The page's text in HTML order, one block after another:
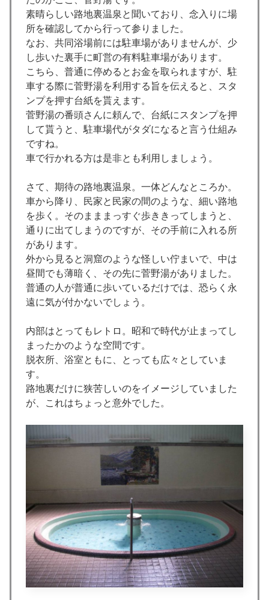
素晴らしい路地裏温泉と聞いており、念入りに場
所を確認してから行って参りました。
なお、共同浴場前には駐車場がありませんが、少
し歩いた裏手に町営の有料駐車場があります。
こちら、普通に停めるとお金を取られますが、駐
車する際に菅野湯を利用する旨を伝えると、スタ
ンプを押す台紙を貰えます。
菅野湯の番頭さんに頼んで、台紙にスタンプを押
して貰うと、駐車場代がタダになると言う仕組み
ですね。
車で行かれる方は是非とも利用しましょう。
さて、期待の路地裏温泉。一体どんなところか。
車から降り、民家と民家の間のような、細い路地
を歩く。そのまままっすぐ歩ききってしまうと、
通りに出てしまうのですが、その手前に入れる所
があります。
外から見ると洞窟のような怪しい佇まいで、中は
昼間でも薄暗く、その先に菅野湯がありました。
普通の人が普通に歩いているだけでは、恐らく永
遠に気が付かないでしょう。
内部はとってもレトロ。昭和で時代が止まってし
まったかのような空間です。
脱衣所、浴室ともに、とっても広々としていま
す。
路地裏だけに狭苦しいのをイメージしていました
が、これはちょっと意外でした。